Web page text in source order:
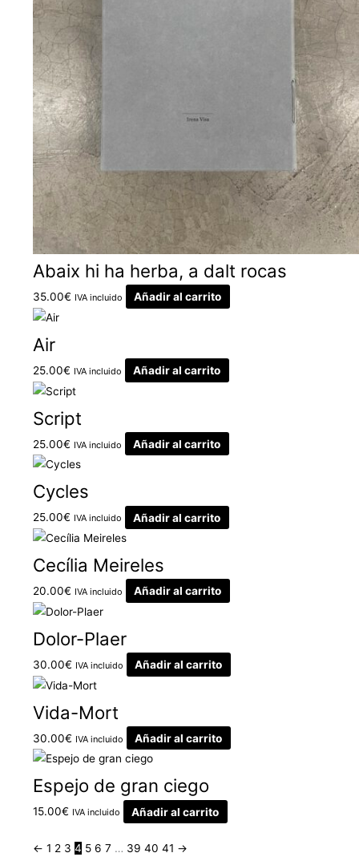
Abaix hi ha herba, a dalt rocas
35.00€ IVA incluido Añadir al carrito
Air
25.00€ IVA incluido Añadir al carrito
Script
25.00€ IVA incluido Añadir al carrito
Cycles
25.00€ IVA incluido Añadir al carrito
Cecília Meireles
20.00€ IVA incluido Añadir al carrito
Dolor-Plaer
30.00€ IVA incluido Añadir al carrito
Vida-Mort
30.00€ IVA incluido Añadir al carrito
Espejo de gran ciego
15.00€ IVA incluido Añadir al carrito
← 1 2 3 4 5 6 7 … 39 40 41 →